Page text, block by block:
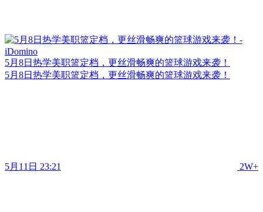
5月8日热学美职篮定档，更丝滑畅爽的篮球游戏来袭！
5月8日热学美职篮定档，更丝滑畅爽的篮球游戏来袭！
5月11日 23:21 2W+